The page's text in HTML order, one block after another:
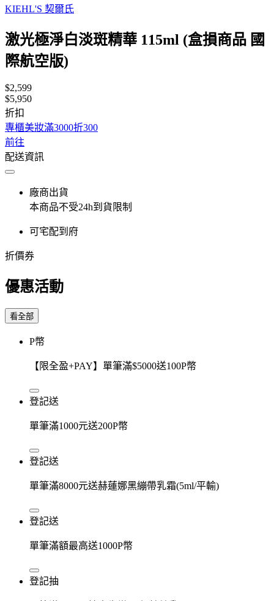
KIEHL'S 契爾氏
激光極淨白淡斑精華 115ml (盒損商品 國
際航空版)
$2,599
$5,950
折扣
專櫃美妝滿3000折300
前往
配送資訊
廠商出貨
本商品不受24h到貨限制
可宅配到府
折價券
優惠活動
看全部
P幣
【限全盈+PAY】單筆滿$5000送100P幣
登記送
單筆滿1000元送200P幣
登記送
單筆滿8000元送赫蓮娜黑繃帶乳霜(5ml/平輸)
登記送
單筆滿額最高送1000P幣
登記抽